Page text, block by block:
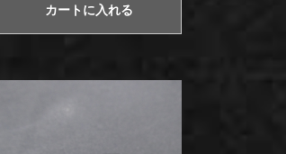
カートに入れる